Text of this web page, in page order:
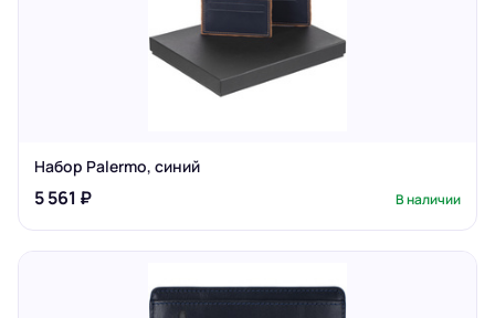
Набор Palermo, синий
5 561 ₽ В наличии